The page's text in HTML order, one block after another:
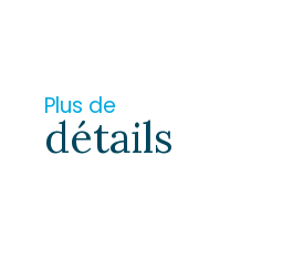
Plus de
détails